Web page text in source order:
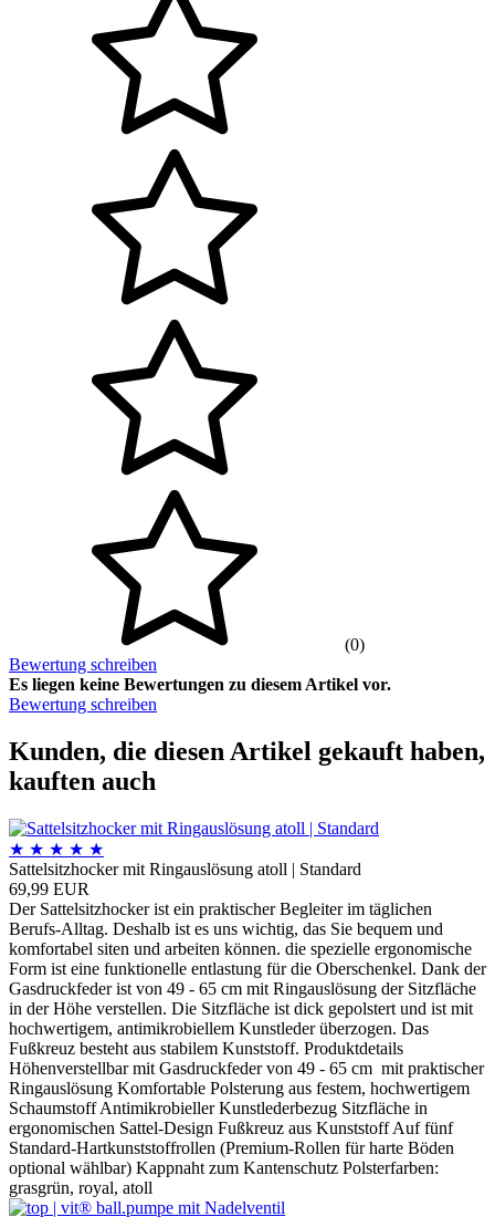
(0)
Bewertung schreiben
Es liegen keine Bewertungen zu diesem Artikel vor.
Bewertung schreiben
Kunden, die diesen Artikel gekauft haben,
kauften auch
★ ★ ★ ★ ★
Sattelsitzhocker mit Ringauslösung atoll | Standard
69,99 EUR
Der Sattelsitzhocker ist ein praktischer Begleiter im täglichen
Berufs-Alltag. Deshalb ist es uns wichtig, das Sie bequem und
komfortabel siten und arbeiten können. die spezielle ergonomische
Form ist eine funktionelle entlastung für die Oberschenkel. Dank der
Gasdruckfeder ist von 49 - 65 cm mit Ringauslösung der Sitzfläche
in der Höhe verstellen. Die Sitzfläche ist dick gepolstert und ist mit
hochwertigem, antimikrobiellem Kunstleder überzogen. Das
Fußkreuz besteht aus stabilem Kunststoff. Produktdetails
Höhenverstellbar mit Gasdruckfeder von 49 - 65 cm mit praktischer
Ringauslösung Komfortable Polsterung aus festem, hochwertigem
Schaumstoff Antimikrobieller Kunstlederbezug Sitzfläche in
ergonomischen Sattel-Design Fußkreuz aus Kunststoff Auf fünf
Standard-Hartkunststoffrollen (Premium-Rollen für harte Böden
optional wählbar) Kappnaht zum Kantenschutz Polsterfarben:
grasgrün, royal, atoll